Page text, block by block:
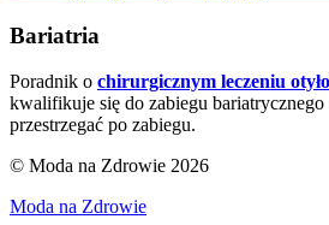
Bariatria
Poradnik o chirurgicznym leczeniu
kwalifikuje się do zabiegu
przestrzegać po zabiegu.
© Moda na Zdrowie 2026
Moda na Zdrowie